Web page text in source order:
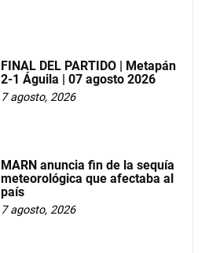
FINAL DEL PARTIDO | Metapán
2-1 Águila | 07 agosto 2026
7 agosto, 2026
MARN anuncia fin de la sequía
meteorológica que afectaba al
país
7 agosto, 2026